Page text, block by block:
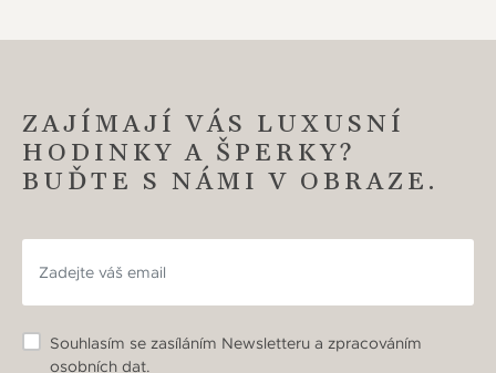
ZAJÍMAJÍ VÁS LUXUSNÍ
HODINKY A ŠPERKY?
BUĎTE S NÁMI V OBRAZE.
Souhlasím se zasíláním Newsletteru a zpracováním
osobních dat.